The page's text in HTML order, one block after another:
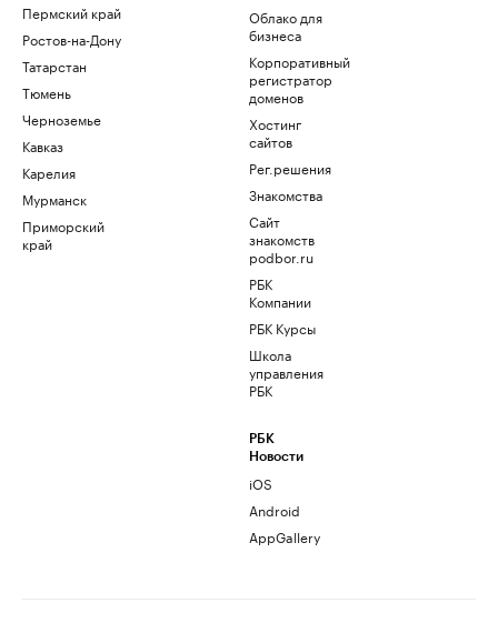
Пермский край
Ростов-на-Дону
Татарстан
Тюмень
Черноземье
Кавказ
Карелия
Мурманск
Приморский
край
Облако для
бизнеса
Корпоративный
регистратор
доменов
Хостинг
сайтов
Рег.решения
Знакомства
Сайт
знакомств
podbor.ru
РБК
Компании
РБК Курсы
Школа
управления
РБК
РБК
Новости
iOS
Android
AppGallery